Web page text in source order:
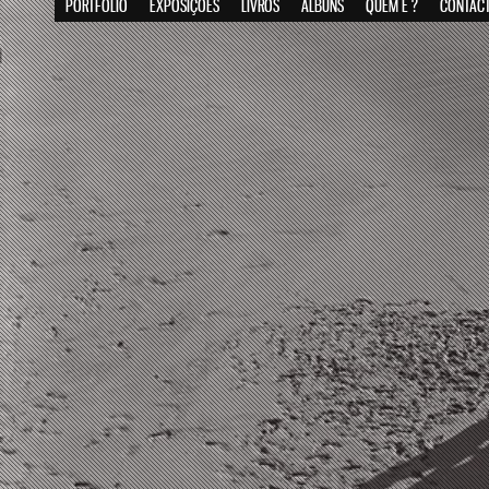
PORTFOLIO EXPOSIÇÕES LIVROS ÁLBUNS QUEM É ?